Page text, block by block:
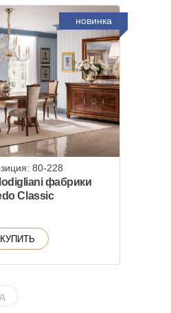
новинка
80-228
фабрики
Classic
КУПИТЬ